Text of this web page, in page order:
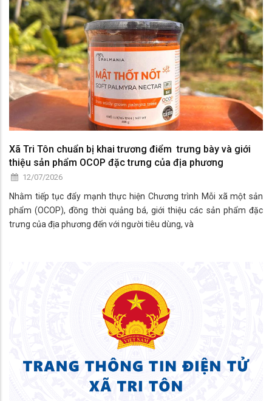
Xã Tri Tôn chuẩn bị khai trương điểm trưng bày và giới
thiệu sản phẩm OCOP đặc trưng của địa phương
12/07/2026
Nhằm tiếp tục đẩy mạnh thực hiện Chương trình Mỗi xã một sản
phẩm (OCOP), đồng thời quảng bá, giới thiệu các sản phẩm đặc
trưng của địa phương đến với người tiêu dùng, và